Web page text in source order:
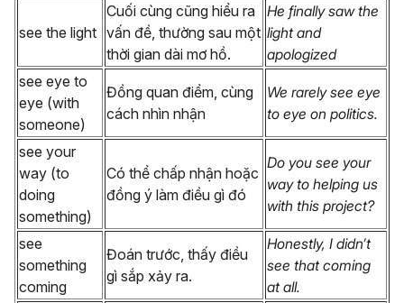
see the light
Cuối cùng cũng hiểu ra
vấn đề, thường sau một
thời gian dài mơ hồ.
He finally saw the
light and
apologized
see eye to
eye (with
someone)
Đồng quan điểm, cùng
cách nhìn nhận
We rarely see eye
to eye on politics.
see your
way (to
doing
something)
Có thể chấp nhận hoặc
đồng ý làm điều gì đó
Do you see your
way to helping us
with this project?
see
something
coming
Đoán trước, thấy điều
gì sắp xảy ra.
Honestly, I didn’t
see that coming
at all.